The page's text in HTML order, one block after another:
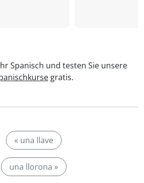
Spanisch und testen Sie unsere
gratis.
« una llave
una llorona »